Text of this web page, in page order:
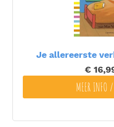
Je allereerste
€
MEER INFO